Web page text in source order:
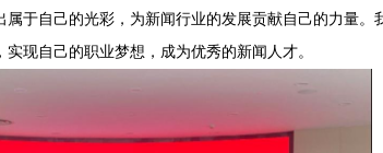
于自己的光彩，为新闻行业的发展贡献自己的力量。
现自己的职业梦想，成为优秀的新闻人才。